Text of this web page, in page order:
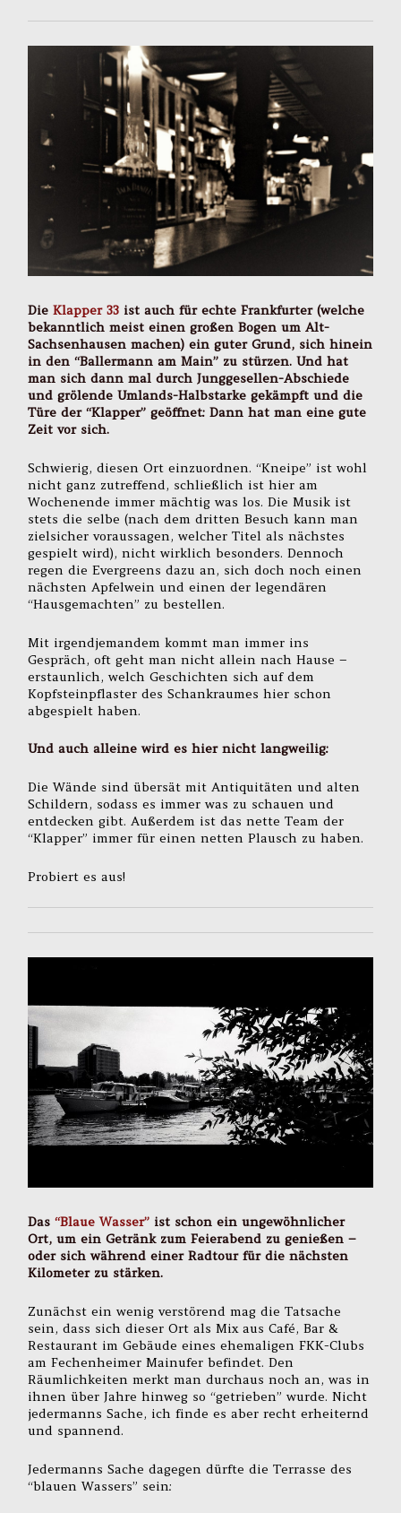
DieKlapper 33 ist auch für echte Frankfurter (welche
bekanntlich meist einen großen Bogen um Alt-
Sachsenhausen machen) ein guter Grund, sich hinein
in den “Ballermann am Main” zu stürzen. Und hat
man sich dann mal durch Junggesellen-Abschiede
und grölende Umlands-Halbstarke gekämpft und die
Türe der “Klapper” geöffnet: Dann hat man eine gute
Zeit vor sich.
Schwierig, diesen Ort einzuordnen. “Kneipe” ist wohl
nicht ganz zutreffend, schließlich ist hier am
Wochenende immer mächtig was los. Die Musik ist
stets die selbe (nach dem dritten Besuch kann man
zielsicher voraussagen, welcher Titel als nächstes
gespielt wird), nicht wirklich besonders. Dennoch
regen die Evergreens dazu an, sich doch noch einen
nächsten Apfelwein und einen der legendären
“Hausgemachten” zu bestellen.
Mit irgendjemandem kommt man immer ins
Gespräch, oft geht man nicht allein nach Hause –
erstaunlich, welch Geschichten sich auf dem
Kopfsteinpflaster des Schankraumes hier schon
abgespielt haben.
Und auch alleine wird es hier nicht langweilig:
Die Wände sind übersät mit Antiquitäten und alten
Schildern, sodass es immer was zu schauen und
entdecken gibt. Außerdem ist das nette Team der
“Klapper” immer für einen netten Plausch zu haben.
Probiert es aus!
Das“Blaue Wasser” ist schon ein ungewöhnlicher
Ort, um ein Getränk zum Feierabend zu genießen –
oder sich während einer Radtour für die nächsten
Kilometer zu stärken.
Zunächst ein wenig verstörend mag die Tatsache
sein, dass sich dieser Ort als Mix aus Café, Bar &
Restaurant im Gebäude eines ehemaligen FKK-Clubs
am Fechenheimer Mainufer befindet. Den
Räumlichkeiten merkt man durchaus noch an, was in
ihnen über Jahre hinweg so “getrieben” wurde. Nicht
jedermanns Sache, ich finde es aber recht erheiternd
und spannend.
Jedermanns Sache dagegen dürfte die Terrasse des
“blauen Wassers” sein: